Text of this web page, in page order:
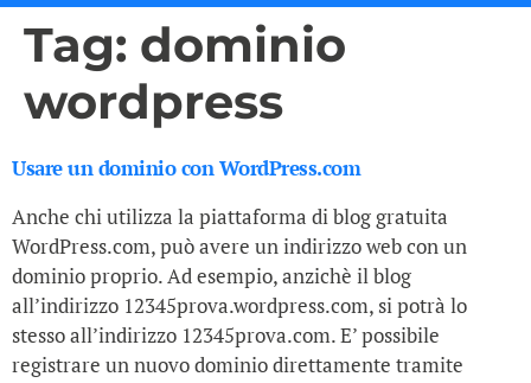
Tag: dominio
wordpress
Usare un dominio con WordPress.com
Anche chi utilizza la piattaforma di blog gratuita
WordPress.com, può avere un indirizzo web con un
dominio proprio. Ad esempio, anzichè il blog
all’indirizzo 12345prova.wordpress.com, si potrà lo
stesso all’indirizzo 12345prova.com. E’ possibile
registrare un nuovo dominio direttamente tramite